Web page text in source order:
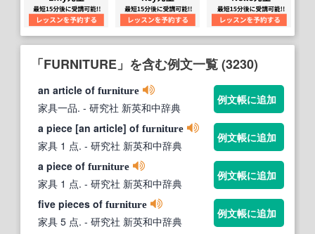
「FURNITURE」を含む例文一覧 (3230)
an article of furniture
家具一品. - 研究社 新英和中辞典
例文帳に追加
a piece [an article] of furniture
家具 1 点. - 研究社 新英和中辞典
例文帳に追加
a piece of furniture
家具 1 点. - 研究社 新英和中辞典
例文帳に追加
five pieces of furniture
家具 5 点. - 研究社 新英和中辞典
例文帳に追加